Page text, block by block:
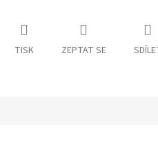
TISK ZEPTAT SE